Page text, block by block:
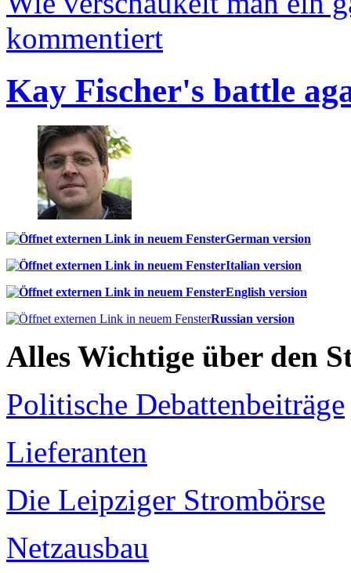
kommentiert
Kay Fischer's battle
German version
Italian version
English version
Russian version
Alles Wichtige über den
Politische Debattenbeiträge
Lieferanten
Die Leipziger Strombörse
Netzausbau